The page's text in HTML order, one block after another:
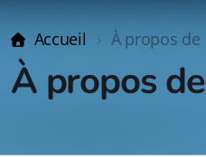
Accueil À propos de
À propos de